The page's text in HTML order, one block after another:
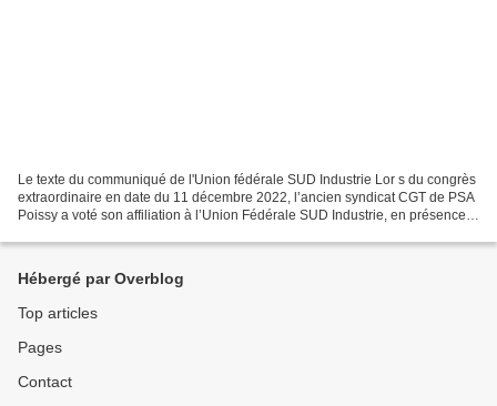
Le texte du communiqué de l'Union fédérale SUD Industrie Lor s du congrès
extraordinaire en date du 11 décembre 2022, l’ancien syndicat CGT de PSA
Poissy a voté son affiliation à l’Union Fédérale SUD Industrie, en présence
Hébergé par Overblog
Top articles
Pages
Contact